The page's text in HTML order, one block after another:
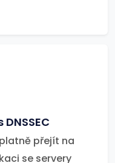
přejít na
se servery